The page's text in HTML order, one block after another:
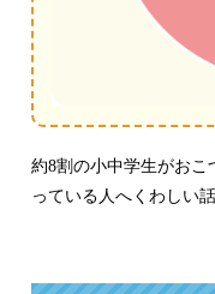
約8割の小中学生がおこ
っている人へくわしい